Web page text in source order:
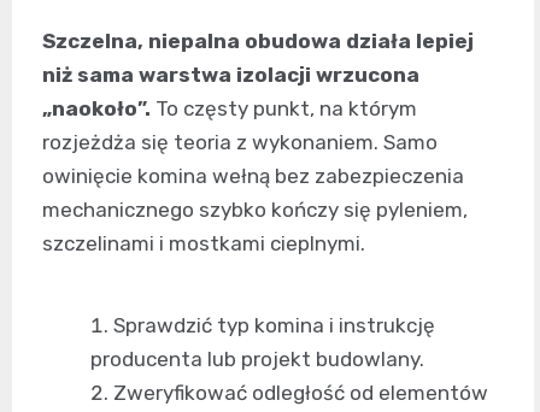
Szczelna, niepalna obudowa działa lepiej
niż sama warstwa izolacji wrzucona
„naokoło”. To częsty punkt, na którym
rozjeżdża się teoria z wykonaniem. Samo
owinięcie komina wełną bez zabezpieczenia
mechanicznego szybko kończy się pyleniem,
szczelinami i mostkami cieplnymi.
Sprawdzić typ komina i instrukcję
producenta lub projekt budowlany.
Zweryfikować odległość od elementów